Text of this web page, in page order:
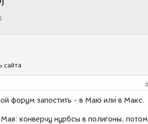
сайта
форум запостить - в Маю или в Макс.
конверчу нурбсы в полигоны, потом